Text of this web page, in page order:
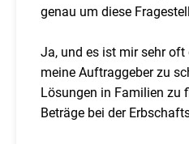
genau um diese
Ja, und es ist mir sehr
meine Auftraggeber zu
Lösungen in Familien zu
Beträge bei der